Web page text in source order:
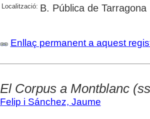
Localització: B. Pública de Tarragona
Enllaç permanent a aquest
El Corpus a Montblanc
Felip i Sánchez, Jaume